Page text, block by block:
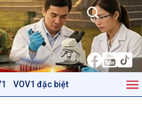
VOV1 đặc biệt